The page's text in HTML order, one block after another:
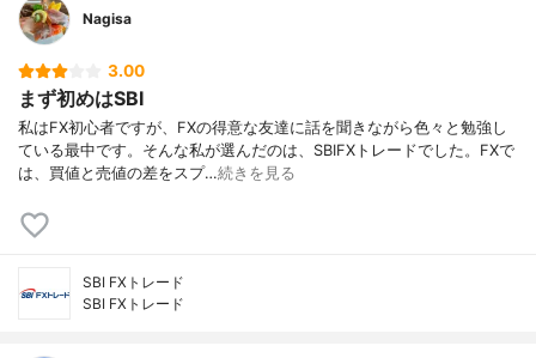
Nagisa
3.00
まず初めはSBI
私はFX初心者ですが、FXの得意な友達に話を聞きながら色々と勉強し
ている最中です。そんな私が選んだのは、SBIFXトレードでした。FXで
は、買値と売値の差をスプ…続きを見る
SBI FXトレード
SBI FXトレード